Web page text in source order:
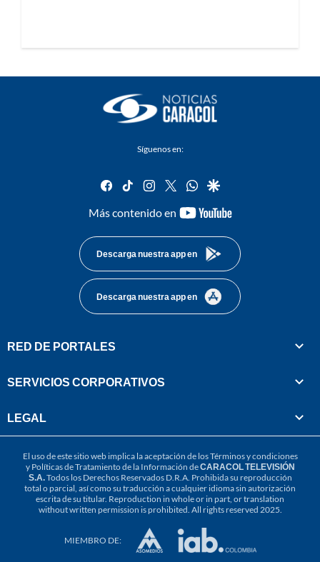
Síguenos en:
facebook
tiktok instagram
twitterwhatsapp
google
Más contenido en
youtube-
Descarga nuestra app en
Descarga nuestra app en
RED DE PORTALES
SERVICIOS CORPORATIVOS
LEGAL
El uso de este sitio web implica la aceptación de losTérminos y condiciones
y Políticas de Tratamiento de la Información deCARACOL TELEVISIÓN
S.A.Todos los Derechos Reservados D.R.A. Prohibida su reproducción
total o parcial, así como su traducción a cualquier idioma sin autorización
escrita de su titular. Reproduction in whole or in part, or translation
without written permission is prohibited. All rights reserved 2025.
MIEMBRO DE: